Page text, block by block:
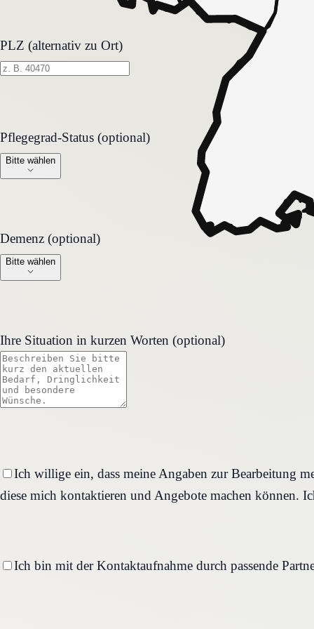
PLZ (alternativ zu Ort)
Pflegegrad-Status (optional)
Pflegegrad-Status (optional)
Bitte wählen
Demenz (optional)
Demenz (optional)
Bitte wählen
Ihre Situation in kurzen Worten (optional)
Ich willige ein, dass meine Angaben zur Bearbeitung
diese mich kontaktieren und Angebote machen können.
Ich bin mit der Kontaktaufnahme durch passende